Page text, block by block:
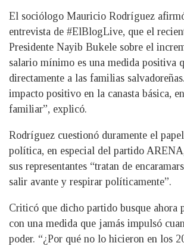
El sociólogo Mauricio Rodríguez
entrevista de #ElBlogLive, que el
Presidente Nayib Bukele sobre el
salario mínimo es una medida positiva
directamente a las familias
impacto positivo en la canasta básica,
familiar”, explicó.
Rodríguez cuestionó duramente el
política, en especial del partido
sus representantes “tratan de
salir avante y respirar políticamente”.
Criticó que dicho partido busque ahora
con una medida que jamás impulsó
poder. “¿Por qué no lo hicieron en los